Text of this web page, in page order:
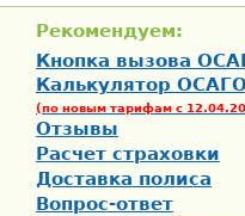
Рекомендуем:
Кнопка вызова
Калькулятор ОСАГО
(по новым тарифам с
Отзывы
Расчет страховки
Доставка полиса
Вопрос-ответ